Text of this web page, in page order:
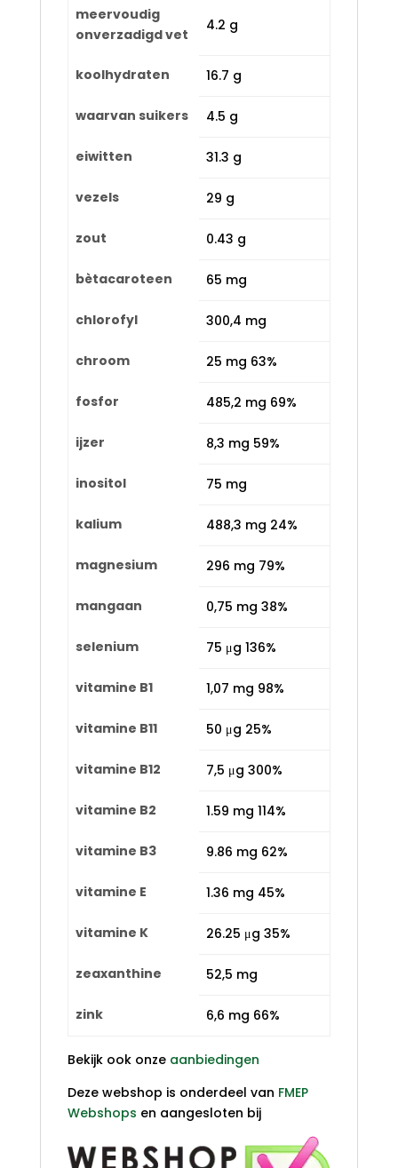
meervoudig
onverzadigd vet
4.2 g
koolhydraten 16.7 g
waarvan suikers 4.5 g
eiwitten 31.3 g
vezels 29 g
zout 0.43 g
bètacaroteen 65 mg
chlorofyl 300,4 mg
chroom 25 mg 63%
fosfor 485,2 mg 69%
ijzer 8,3 mg 59%
inositol 75 mg
kalium 488,3 mg 24%
magnesium 296 mg 79%
mangaan 0,75 mg 38%
selenium 75 μg 136%
vitamine B1 1,07 mg 98%
vitamine B11 50 μg 25%
vitamine B12 7,5 μg 300%
vitamine B2 1.59 mg 114%
vitamine B3 9.86 mg 62%
vitamine E 1.36 mg 45%
vitamine K 26.25 μg 35%
zeaxanthine 52,5 mg
zink 6,6 mg 66%
Bekijk ook onze aanbiedingen
Deze webshop is onderdeel van FMEP
Webshops en aangesloten bij